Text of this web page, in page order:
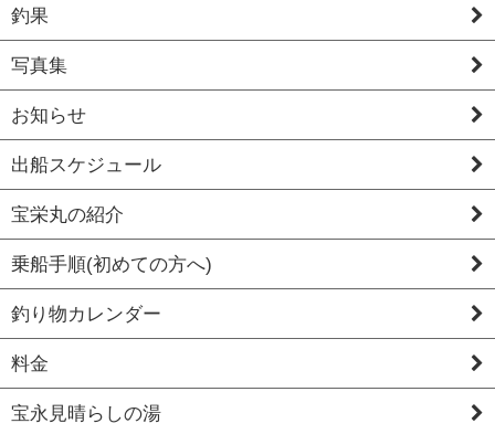
釣果
写真集
お知らせ
出船スケジュール
宝栄丸の紹介
乗船手順(初めての方へ)
釣り物カレンダー
料金
宝永見晴らしの湯